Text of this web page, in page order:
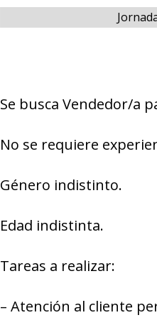
Se busca Vendedor/a
No se requiere
Género indistinto.
Edad indistinta.
Tareas a realizar:
– Atención al cliente